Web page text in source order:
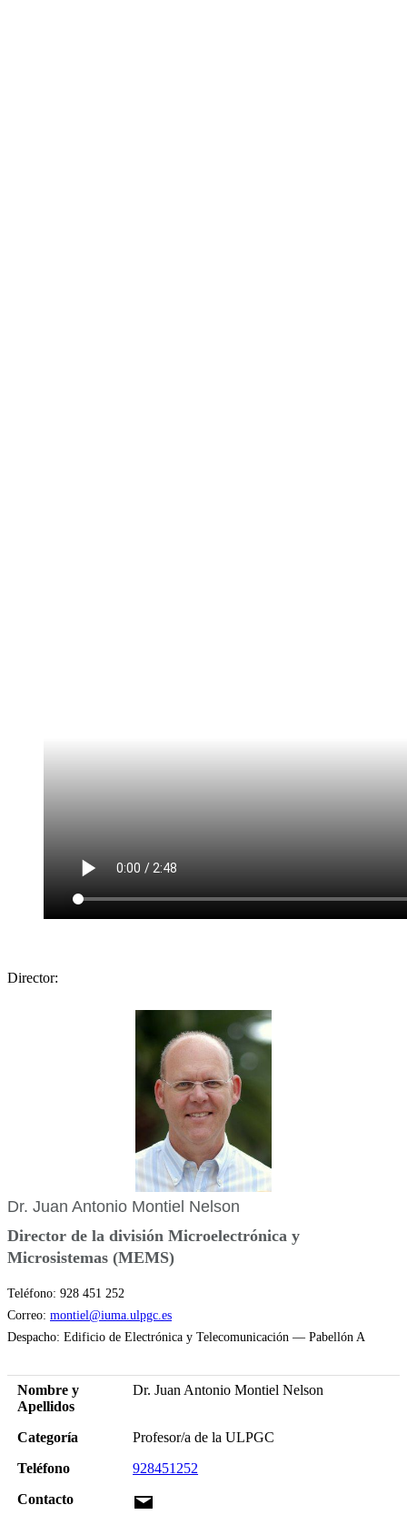
Director:
Dr. Juan Antonio Montiel Nelson
Director de la división Microelectrónica y
Microsistemas (MEMS)
Teléfono: 928 451 252
Correo: montiel@iuma.ulpgc.es
Despacho: Edificio de Electrónica y Telecomunicación ― Pabellón A
Nombre y
Apellidos
Dr. Juan Antonio Montiel Nelson
Categoría
Profesor/a de la ULPGC
Teléfono
928451252
Contacto